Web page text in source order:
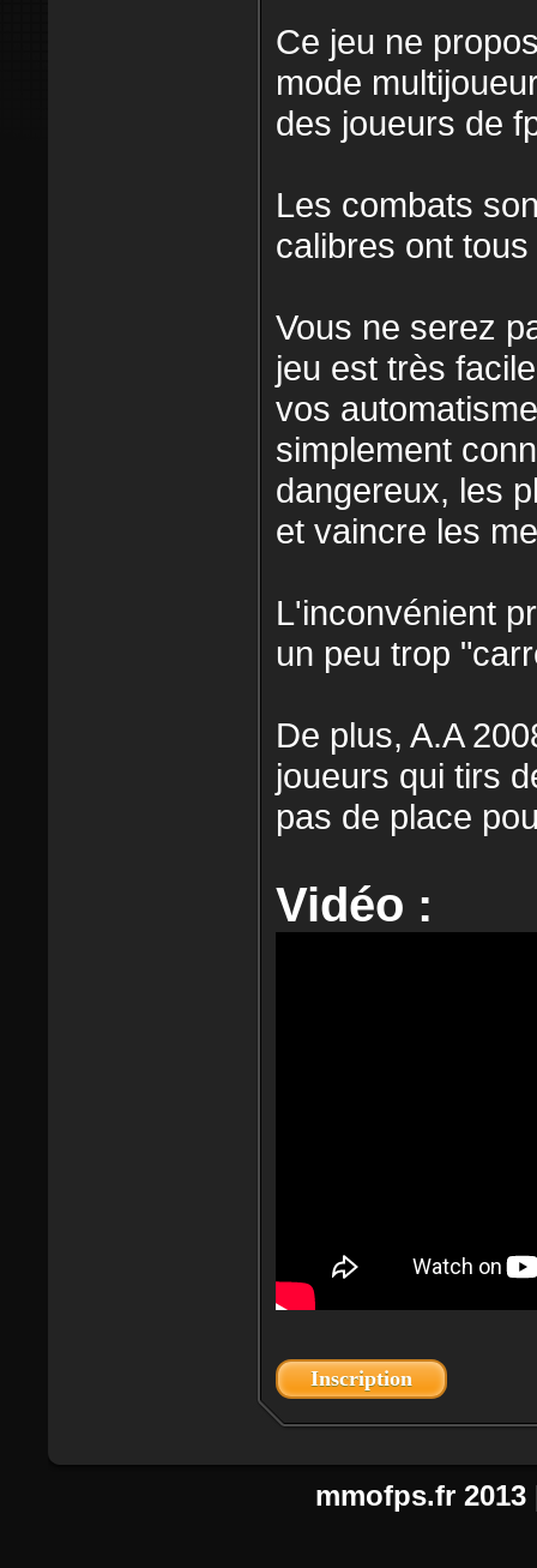
Ce jeu ne
mode
des joueurs de
Les combats
calibres ont
Vous ne serez
jeu est très
vos
simplement
dangereux, les
et vaincre les
L'inconvénient
un peu trop
De plus, A.A
joueurs qui tirs
pas de place
Vidéo :
Inscription
mmofps.fr2013